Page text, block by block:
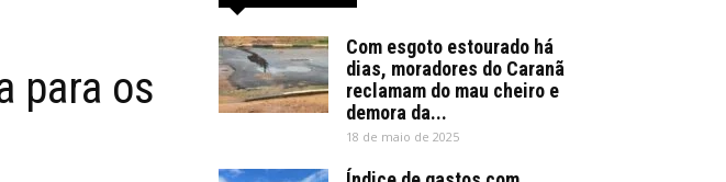
para os
Com esgoto estourado há
dias, moradores do Caranã
reclamam do mau cheiro e
demora da...
18 de maio de 2025